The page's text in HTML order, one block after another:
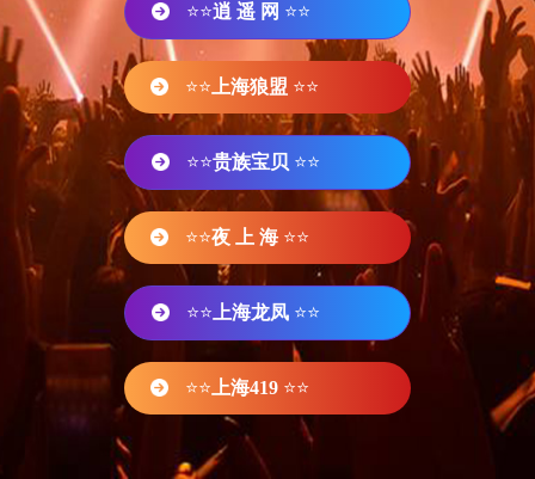
⭐⭐逍 遥 网 ⭐⭐
⭐⭐ 上海狼盟 ⭐⭐
⭐⭐贵族宝贝 ⭐⭐
⭐⭐夜 上 海 ⭐⭐
⭐⭐ 上海龙凤 ⭐⭐
⭐⭐ 上海419 ⭐⭐